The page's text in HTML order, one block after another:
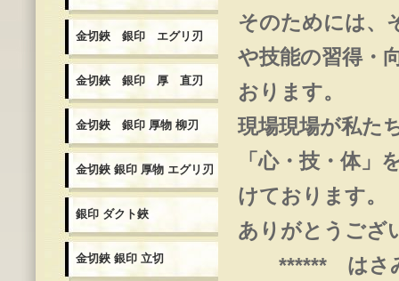
金切鋏 銀印 エグリ刃
金切鋏 銀印 厚 直刃
金切鋏 銀印 厚物 柳刃
金切鋏 銀印 厚物 エグリ刃
銀印 ダクト鋏
金切鋏 銀印 立切
そのためには、
や技能の習得・
おります。
現場現場が私た
「心・技・体」
けております。
ありがとうござ
****** はさみ